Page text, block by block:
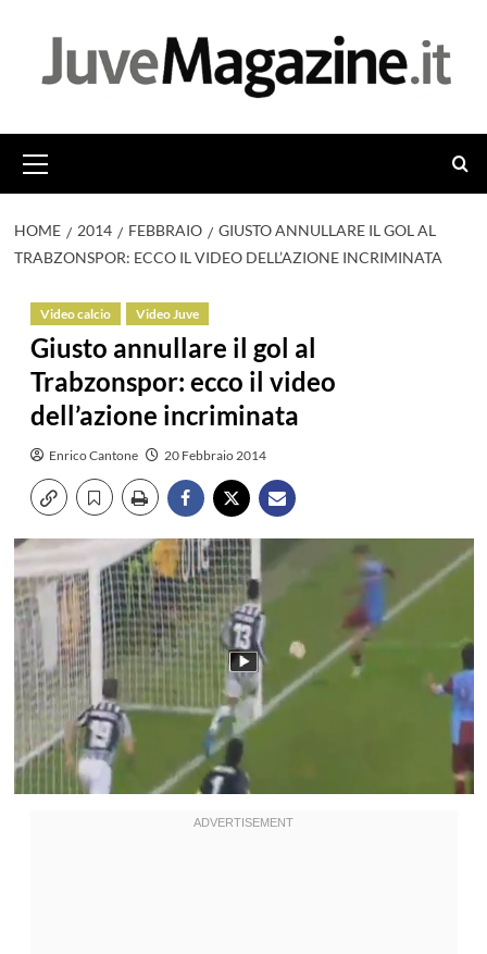
principale
HOME 2014 FEBBRAIO
GIUSTO ANNULLARE IL GOL AL
TRABZONSPOR: ECCO IL VIDEO DELL’AZIONE INCRIMINATA
Video calcio Video Juve
Giusto annullare il gol al
Trabzonspor: ecco il video
dell’azione incriminata
Enrico Cantone 20 Febbraio 2014